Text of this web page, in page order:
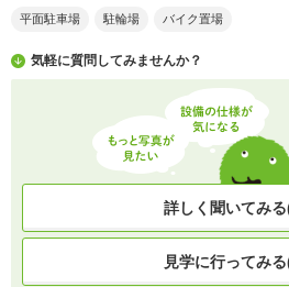
平面駐車場 駐輪場 バイク置場
気軽に質問してみませんか？
詳しく聞いてみ
見学に行ってみ